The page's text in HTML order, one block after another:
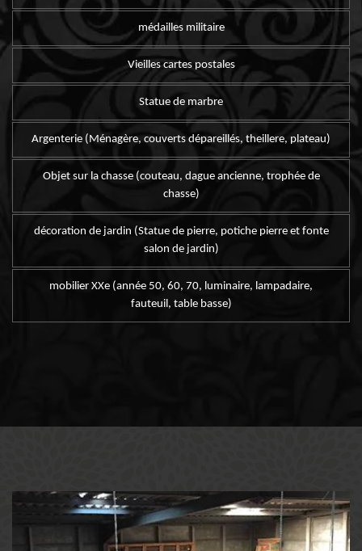
médailles militaire
Vieilles cartes postales
Statue de marbre
Argenterie (Ménagère, couverts dépareillés, theillere, plateau)
Objet sur la chasse (couteau, dague ancienne, trophée de
chasse)
décoration de jardin (Statue de pierre, potiche pierre et fonte
salon de jardin)
mobilier XXe (année 50, 60, 70, luminaire, lampadaire,
fauteuil, table basse)